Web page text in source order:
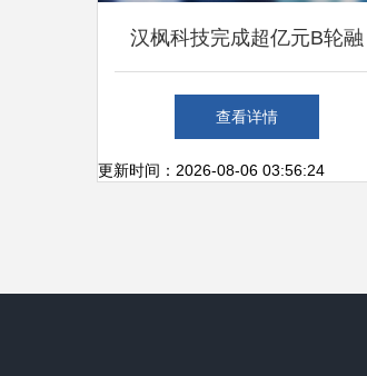
汉枫科技完成超亿元B轮融
资，全面提速物联网核心技术
研发与产业布局
查看详情
更新时间：2026-08-06 03:56:24